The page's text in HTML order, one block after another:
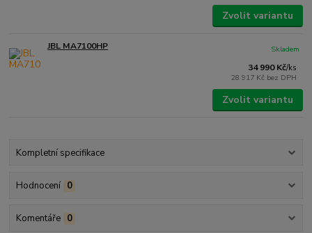
Zvolit variantu
JBL MA7100HP
34 990 Kč/ks
28 917 Kč bez DPH
Skladem
Zvolit variantu
Kompletní specifikace
Hodnocení 0
Komentáře 0